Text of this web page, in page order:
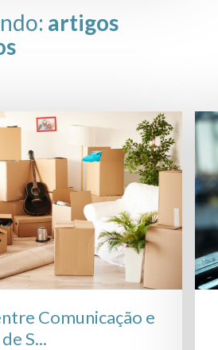
artigos
Comunicação e
S...